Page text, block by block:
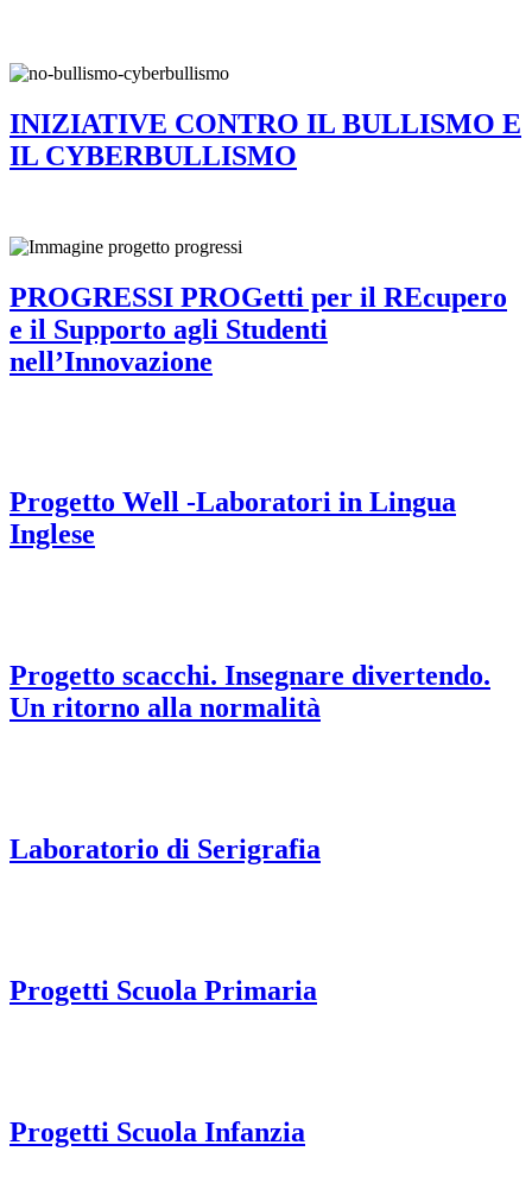
INIZIATIVE CONTRO IL BULLISMO E
IL CYBERBULLISMO
PROGRESSI PROGetti per il REcupero
e il Supporto agli Studenti
nell’Innovazione
Progetto Well -Laboratori in Lingua
Inglese
Progetto scacchi. Insegnare divertendo.
Un ritorno alla normalità
Laboratorio di Serigrafia
Progetti Scuola Primaria
Progetti Scuola Infanzia